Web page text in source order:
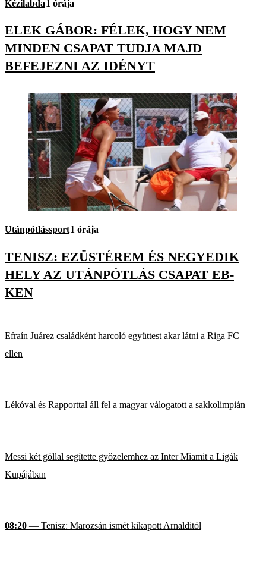
Kézilabda1 órája
ELEK GÁBOR: FÉLEK, HOGY NEM
MINDEN CSAPAT TUDJA MAJD
BEFEJEZNI AZ IDÉNYT
Utánpótlássport1 órája
TENISZ: EZÜSTÉREM ÉS NEGYEDIK
HELY AZ UTÁNPÓTLÁS CSAPAT EB-
KEN
Efraín Juárez családként harcoló együttest akar látni a Riga FC
ellen
Lékóval és Rapporttal áll fel a magyar válogatott a sakkolimpián
Messi két góllal segítette győzelemhez az Inter Miamit a Ligák
Kupájában
08:20 — Tenisz: Marozsán ismét kikapott Arnalditól